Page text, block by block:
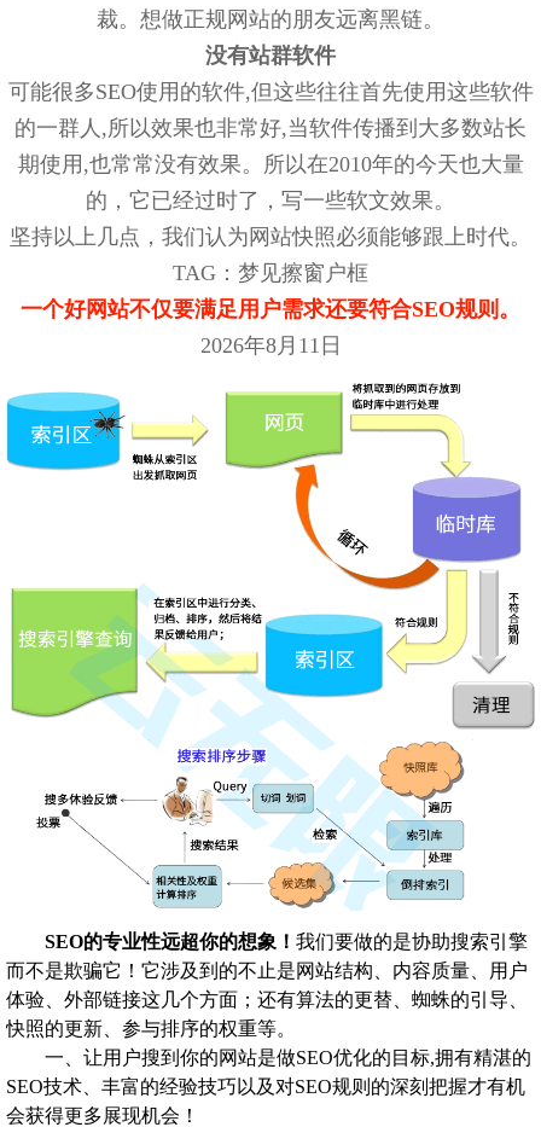
裁。想做正规网站的朋友远离黑链。
没有站群软件
可能很多SEO使用的软件,但这些往往首先使用这些软件
的一群人,所以效果也非常好,当软件传播到大多数站长
期使用,也常常没有效果。所以在2010年的今天也大量
的，它已经过时了，写一些软文效果。
坚持以上几点，我们认为网站快照必须能够跟上时代。
TAG：梦见擦窗户框
一个好网站不仅要满足用户需求还要符合SEO规则。
2026年8月11日
SEO的专业性远超你的想象！ 我们要做的是协助搜索引擎
而不是欺骗它！它涉及到的不止是网站结构、内容质量、用户
体验、外部链接这几个方面；还有算法的更替、蜘蛛的引导、
快照的更新、参与排序的权重等。
一、让用户搜到你的网站是做SEO优化的目标,拥有精湛的
SEO技术、丰富的经验技巧以及对SEO规则的深刻把握才有机
会获得更多展现机会！